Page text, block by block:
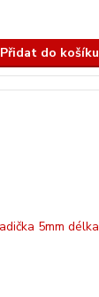
Přidat do košíku